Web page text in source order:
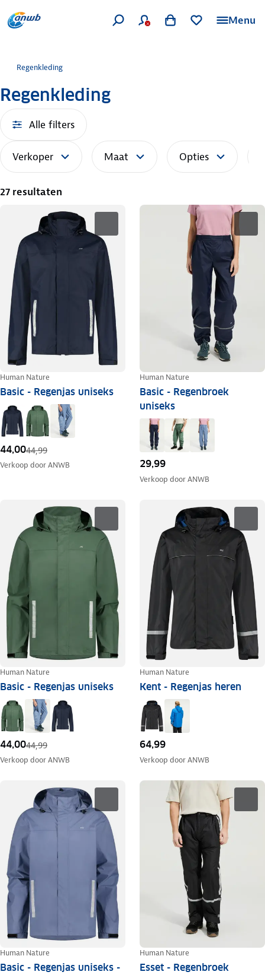
Menu
Regenkleding
Regenkleding
Alle filters
Verkoper Maat Opties
27 resultaten
Human Nature
Basic - Regenjas uniseks
44,0044,99
Verkoop doorANWB
Human Nature
Basic - Regenbroek
uniseks
29,99
Verkoop doorANWB
Human Nature
Basic - Regenjas uniseks
44,0044,99
Verkoop doorANWB
Human Nature
Kent - Regenjas heren
64,99
Verkoop doorANWB
Human Nature
Basic - Regenjas uniseks -
Human Nature
Esset - Regenbroek